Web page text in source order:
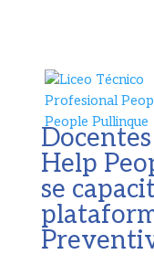
Help
se